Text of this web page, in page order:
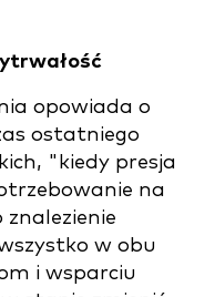
opowiada o
ostatniego
"kiedy presja
na
znalezienie
w obu
i wsparciu